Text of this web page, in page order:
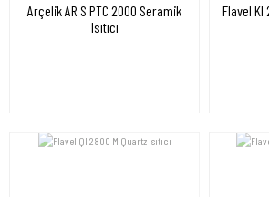
Arçelik AR S PTC 2000 Seramik
Isıtıcı
Flavel KI